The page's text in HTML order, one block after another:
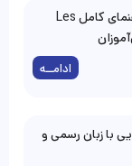
ضمایر تاکیدی زبان فرانسه | راهنمای کامل Les
ادامــه
با زبان رسمی و